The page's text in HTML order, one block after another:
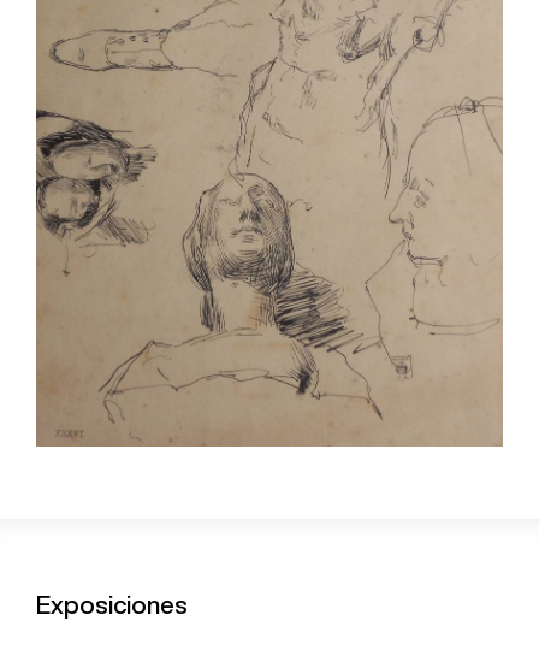
Exposiciones